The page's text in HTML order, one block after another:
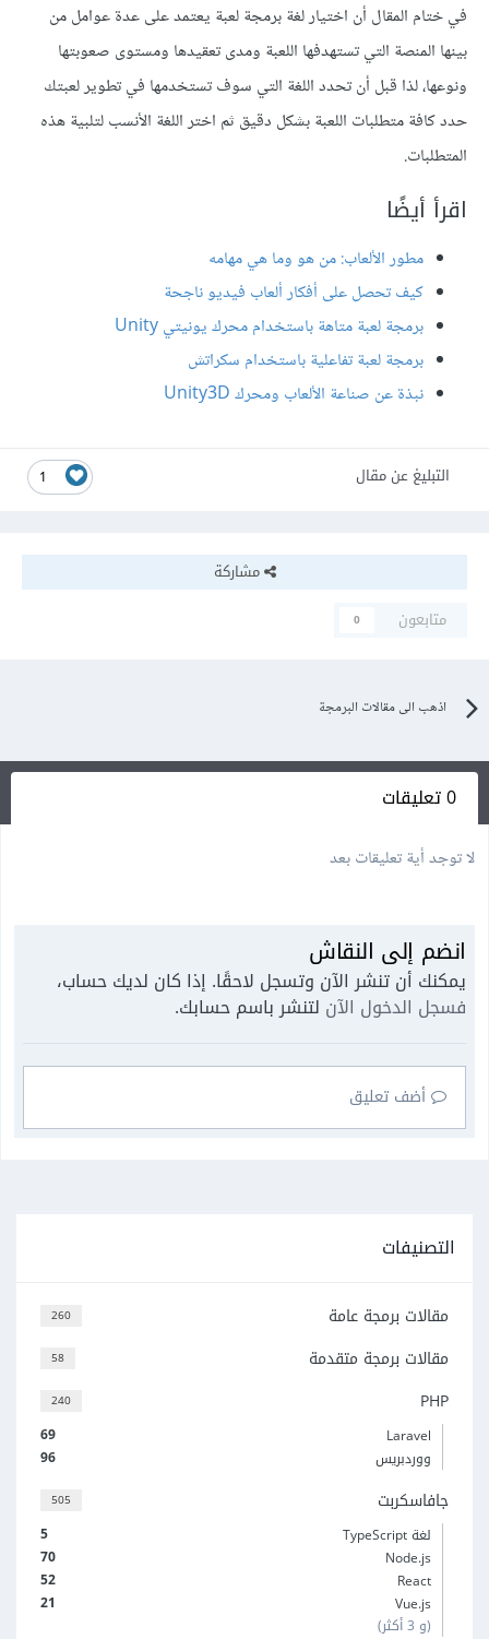
في ختام المقال أن اختيار لغة برمجة لعبة يعتمد على عدة عوامل من
بينها المنصة التي تستهدفها اللعبة ومدى تعقيدها ومستوى صعوبتها
ونوعها، لذا قبل أن تحدد اللغة التي سوف تستخدمها في تطوير لعبتك
حدد كافة متطلبات اللعبة بشكل دقيق ثم اختر اللغة الأنسب لتلبية هذه
المتطلبات.
اقرأ أيضًا
مطور الألعاب: من هو وما هي مهامه
كيف تحصل على أفكار ألعاب فيديو ناجحة
برمجة لعبة متاهة باستخدام محرك يونيتي Unity
برمجة لعبة تفاعلية باستخدام سكراتش
نبذة عن صناعة الألعاب ومحرك Unity3D
1 التبليغ عن مقال
مشاركة
متابعون
0
اذهب الى مقالات البرمجة
0 تعليقات
لا توجد أية تعليقات بعد
انضم إلى النقاش
يمكنك أن تنشر الآن وتسجل لاحقًا. إذا كان لديك حساب،
فسجل الدخول الآن لتنشر باسم حسابك.
أضف تعليق
التصنيفات
260 مقالات برمجة عامة
58 مقالات برمجة متقدمة
240 PHP
69
Laravel
96
ووردبريس
505 جافاسكربت
5
لغة TypeScript
70
Node.js
52
React
21
Vue.js
(و 3 أكثر)